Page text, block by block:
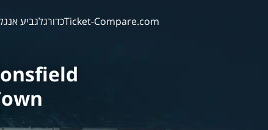
Ticket-Compare.comכדורגלגביע